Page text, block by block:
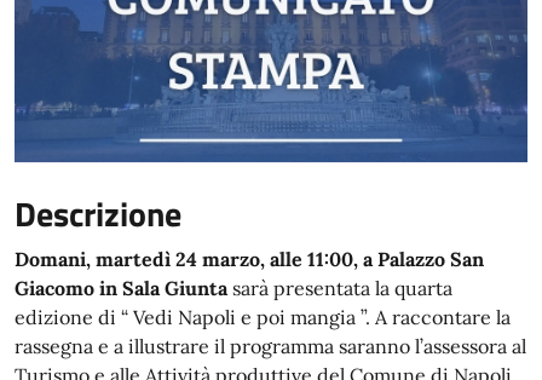
Descrizione
Domani, martedì 24 marzo, alle 11:00, a Palazzo San
Giacomo in Sala Giuntasarà presentata la quarta
edizione di “ Vedi Napoli e poi mangia ”. A raccontare la
rassegna e a illustrare il programma saranno l’assessora al